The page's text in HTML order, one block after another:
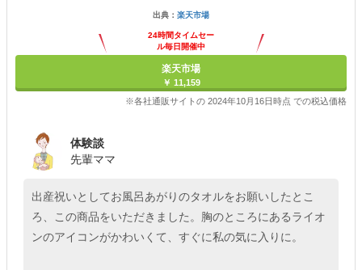
出典： 楽天市場
24時間タイムセー
ル毎日開催中
楽天市場
￥ 11,159
※各社通販サイトの 2024年10月16日時点 での税込価格
体験談
先輩ママ
出産祝いとしてお風呂あがりのタオルをお願いしたとこ
ろ、この商品をいただきました。胸のところにあるライオ
ンのアイコンがかわいくて、すぐに私の気に入りに。